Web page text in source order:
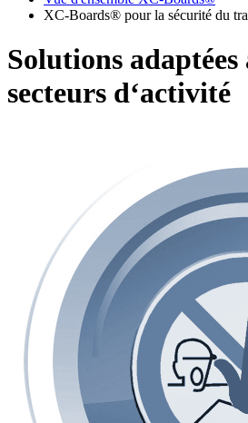
XC-Boards® pour la sécurité du
Solutions adaptées
secteurs d‘activité